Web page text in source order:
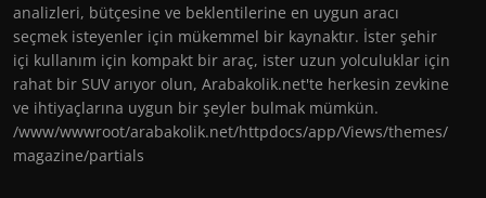
analizleri, bütçesine ve beklentilerine en uygun aracı
seçmek isteyenler için mükemmel bir kaynaktır. İster şehir
içi kullanım için kompakt bir araç, ister uzun yolculuklar için
rahat bir SUV arıyor olun, Arabakolik.net'te herkesin zevkine
ve ihtiyaçlarına uygun bir şeyler bulmak mümkün.
/www/wwwroot/arabakolik.net/httpdocs/app/Views/themes/
magazine/partials